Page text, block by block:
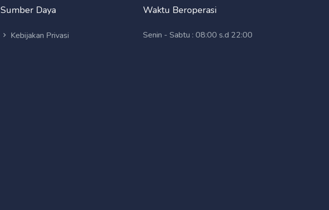
Sumber Daya
Kebijakan Privasi
Waktu Beroperasi
Senin - Sabtu : 08:00 s.d 22:00